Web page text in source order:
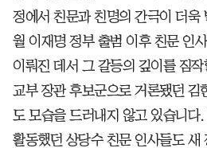
정에서 친문과 친명의 간극이 더욱
월 이재명 정부 출범 이후 친문 인
이뤄진 데서 그 갈등의 깊이를 짐
교부 장관 후보군으로 거론됐던 김
도 모습을 드러내지 않고 있습니다
활동했던 상당수 친문 인사들도 새